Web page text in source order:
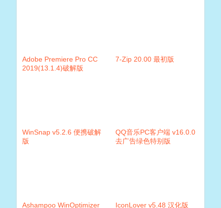
Adobe Premiere Pro CC
2019(13.1.4)破解版
7-Zip 20.00 最初版
WinSnap v5.2.6 便携破解
版
QQ音乐PC客户端 v16.0.0
去广告绿色特别版
Ashampoo WinOptimizer
IconLover v5.48 汉化版